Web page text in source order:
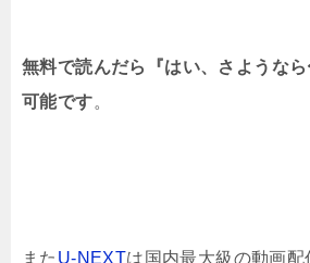
無料で読んだら『はい、さような
可能です。
また U-NEXTは国内最大級の動画